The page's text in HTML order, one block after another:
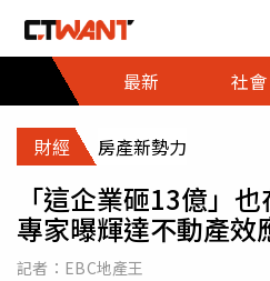
最新
社會
財經 房產新勢力
「這企業砸13億」
專家曝輝達不動產效
記者： EBC地產王